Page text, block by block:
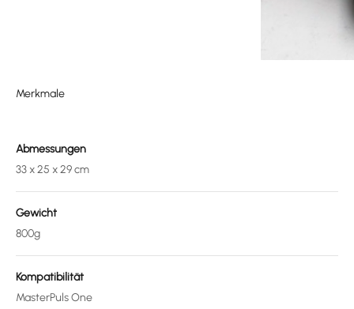
Merkmale
Abmessungen
33 x 25 x 29 cm
Gewicht
800g
Kompatibilität
MasterPuls One